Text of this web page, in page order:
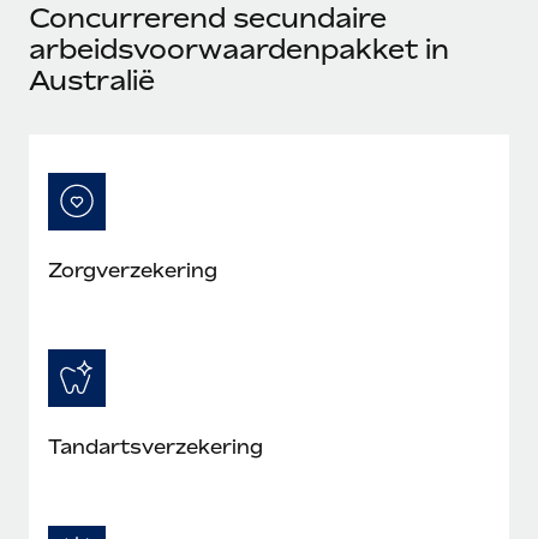
Concurrerend secundaire
arbeidsvoorwaardenpakket in
Australië
Zorgverzekering
Tandartsverzekering